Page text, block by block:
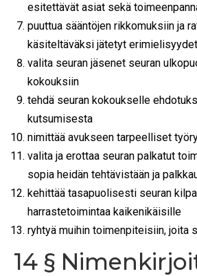
esitettävät asiat sekä
puuttua sääntöjen rikkomuksiin ja
käsiteltäväksi jätetyt erimielisyydet
valita seuran jäsenet seuran
kokouksiin
tehdä seuran kokoukselle
kutsumisesta
nimittää avukseen tarpeelliset
valita ja erottaa seuran palkatut
sopia heidän tehtävistään ja
kehittää tasapuolisesti seuran
harrastetoimintaa kaikenikäisille
ryhtyä muihin toimenpiteisiin, joita
14 §